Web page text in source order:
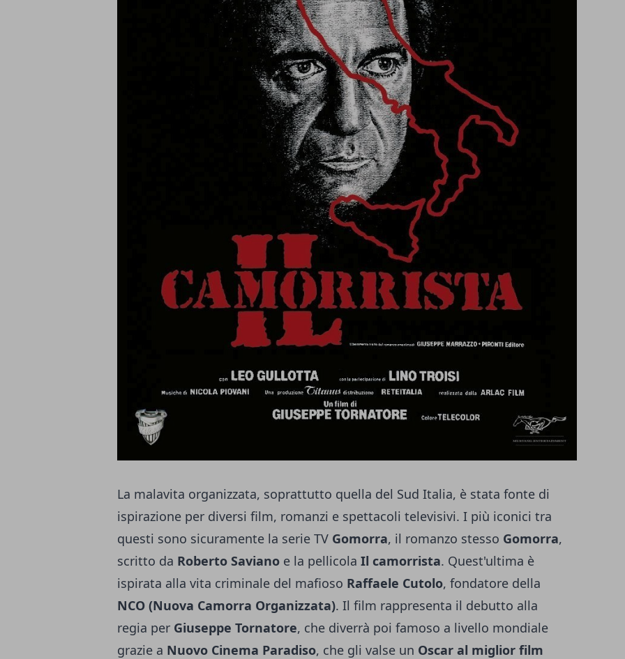
La malavita organizzata, soprattutto quella del Sud Italia, è stata fonte di
ispirazione per diversi film, romanzi e spettacoli televisivi. I più iconici tra
questi sono sicuramente la serie TV Gomorra, il romanzo stesso Gomorra,
scritto da Roberto Saviano e la pellicola Il camorrista. Quest'ultima è
ispirata alla vita criminale del mafioso Raffaele Cutolo, fondatore della
NCO (Nuova Camorra Organizzata). Il film rappresenta il debutto alla
regia per Giuseppe Tornatore, che diverrà poi famoso a livello mondiale
grazie a Nuovo Cinema Paradiso, che gli valse un Oscar al miglior film